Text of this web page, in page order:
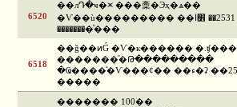
6520
��лԴ�ҹ�⪤ ���稾�Эҳ�ѧ��
�Ѵ��ù��������� ��ا෾ ��2531
��������ͧ���
6518
��ǧ��ͷǴ �Ѵ�к������ �.ʧ���
�������ͧ�Թ���������
�Ҩ����ͧ�Ѵ���¢�� ��ء�ʡ ��2539
�����
������� 100��